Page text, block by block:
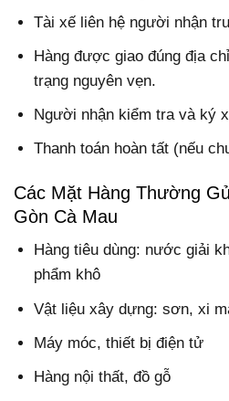
Tài xế liên hệ người nhận
Hàng được giao đúng địa
trạng nguyên vẹn.
Người nhận kiểm tra và ký
Thanh toán hoàn tất (nếu
Các Mặt Hàng Thường
Gòn Cà Mau
Hàng tiêu dùng: nước giải
phẩm khô
Vật liệu xây dựng: sơn, xi
Máy móc, thiết bị điện tử
Hàng nội thất, đồ gỗ